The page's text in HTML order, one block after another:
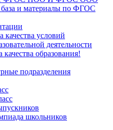
и материалы по ФГОС
качества условий
деятельности
образования!
подразделения
школьников